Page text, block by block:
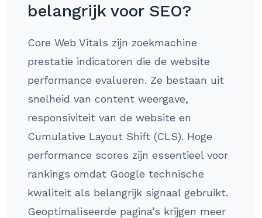
belangrijk voor SEO?
Core Web Vitals zijn zoekmachine
prestatie indicatoren die de website
performance evalueren. Ze bestaan uit
snelheid van content weergave,
responsiviteit van de website en
Cumulative Layout Shift (CLS). Hoge
performance scores zijn essentieel voor
rankings omdat Google technische
kwaliteit als belangrijk signaal gebruikt.
Geoptimaliseerde pagina’s krijgen meer